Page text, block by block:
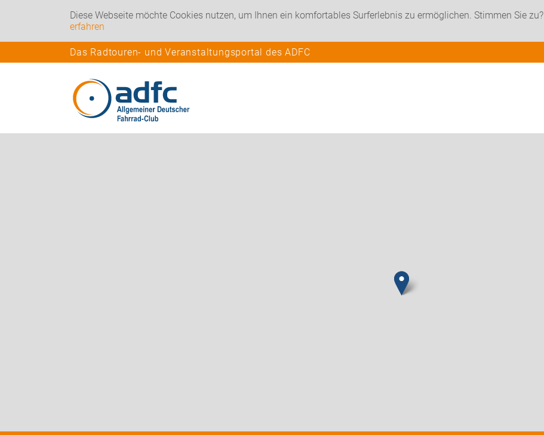
Diese Webseite möchte Cookies nutzen, um Ihnen ein komfortables Surferlebnis zu ermöglichen. Stimmen Sie zu?
erfahren
Das Radtouren- und Veranstaltungsportal des ADFC